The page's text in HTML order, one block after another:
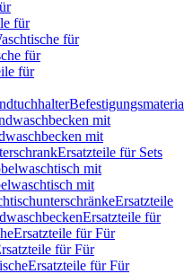
für
für
für
für
mit
mit
Ersatzteile für Sets
mit
mit
Ersatzteile
Ersatzteile für
Ersatzteile für Für
für Für
Ersatzteile für Für